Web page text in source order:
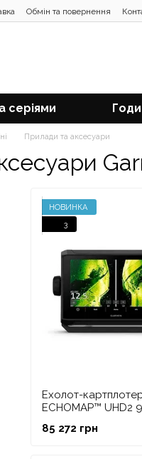
Обмін та повернення
серіями
Прилади та аксесуари
НОВИНКА
3
Ехолот-
ECHOMAP™ UHD2
85 272 грн